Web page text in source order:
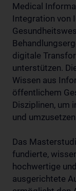
Medical
Integration von
digitale
unterstützen.
Wissen aus
öffentlichem
Disziplinen, um
und
Das
fundierte,
hochwertige
ausgerichtete